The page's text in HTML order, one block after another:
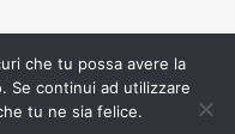
che tu possa avere la
Se continui ad utilizzare
tu ne sia felice.